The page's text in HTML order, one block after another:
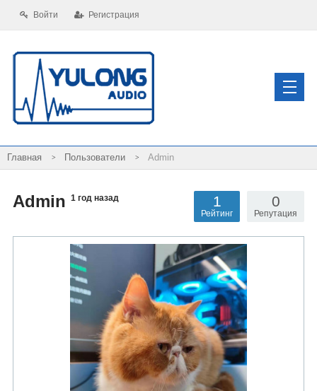
Войти Регистрация
Пользователи Admin
Admin 1 год назад 0
Репутация
1
Рейтинг